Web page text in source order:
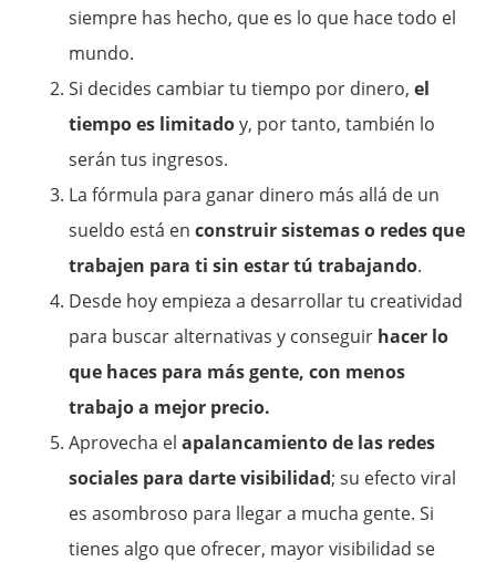
siempre has hecho, que es lo que hace todo el
mundo.
Si decides cambiar tu tiempo por dinero,el
tiempo es limitadoy, por tanto, también lo
serán tus ingresos.
La fórmula para ganar dinero más allá de un
sueldo está enconstruir sistemas o redes que
trabajen para ti sin estar tú trabajando.
Desde hoy empieza a desarrollar tu creatividad
para buscar alternativas y conseguir hacer lo
que haces para más gente, con menos
trabajo a mejor precio.
Aprovecha el apalancamiento de las redes
sociales para darte visibilidad; su efecto viral
es asombroso para llegar a mucha gente. Si
tienes algo que ofrecer, mayor visibilidad se